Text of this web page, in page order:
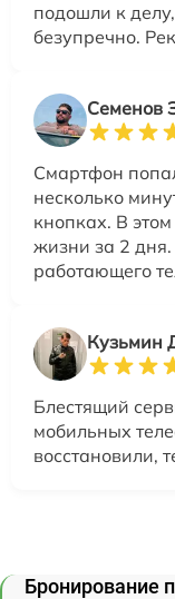
подошли к
безупречно.
Семенов
Смартфон
несколько
кнопках. В
жизни за 2
работающего
Кузьмин
Блестящий
мобильных
восстановили,
Бронирование